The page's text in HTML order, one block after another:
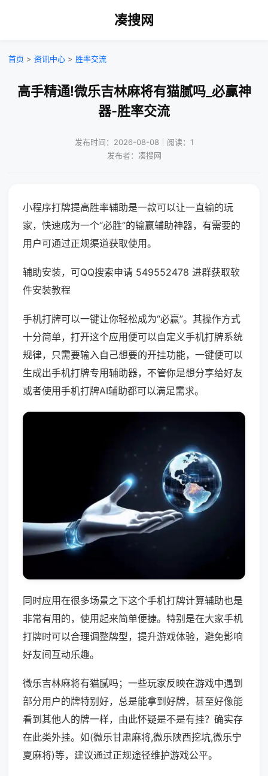
凑搜网
首页 > 资讯中心 > 胜率交流
高手精通!微乐吉林麻将有猫腻吗_必赢神
器-胜率交流
发布时间：2026-08-08｜阅读：1
发布者：凑搜网
小程序打牌提高胜率辅助是一款可以让一直输的玩
家，快速成为一个“必胜”的输赢辅助神器，有需要的
用户可通过正规渠道获取使用。
辅助安装，可QQ搜索申请 549552478 进群获取软
件安装教程
手机打牌可以一键让你轻松成为“必赢”。其操作方式
十分简单，打开这个应用便可以自定义手机打牌系统
规律，只需要输入自己想要的开挂功能，一键便可以
生成出手机打牌专用辅助器，不管你是想分享给好友
或者使用手机打牌AI辅助都可以满足需求。
同时应用在很多场景之下这个手机打牌计算辅助也是
非常有用的，使用起来简单便捷。特别是在大家手机
打牌时可以合理调整牌型，提升游戏体验，避免影响
好友间互动乐趣。
微乐吉林麻将有猫腻吗；一些玩家反映在游戏中遇到
部分用户的牌特别好，总是能拿到好牌，甚至好像能
看到其他人的牌一样，由此怀疑是不是有挂？确实存
在此类外挂。如(微乐甘肃麻将,微乐陕西挖坑,微乐宁
夏麻将)等，建议通过正规途径维护游戏公平。